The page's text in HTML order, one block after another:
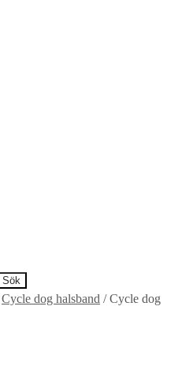
Sök
Cycle dog halsband /Cycle dog